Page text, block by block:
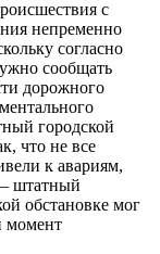
с
непременно
согласно
сообщать
дорожного
городской
что не все
к авариям,
штатный
обстановке мог
момент